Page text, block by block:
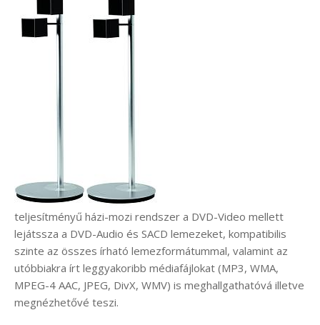
teljesítményű házi-mozi rendszer a DVD-Video mellett
lejátssza a DVD-Audio és SACD lemezeket, kompatibilis
szinte az összes írható lemezformátummal, valamint az
utóbbiakra írt leggyakoribb médiafájlokat (MP3, WMA,
MPEG-4 AAC, JPEG, DivX, WMV) is meghallgathatóvá illetve
megnézhetővé teszi.